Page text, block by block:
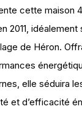
cette maison
2011, idéalement
de Héron.
elle séduira
et d’efficacité